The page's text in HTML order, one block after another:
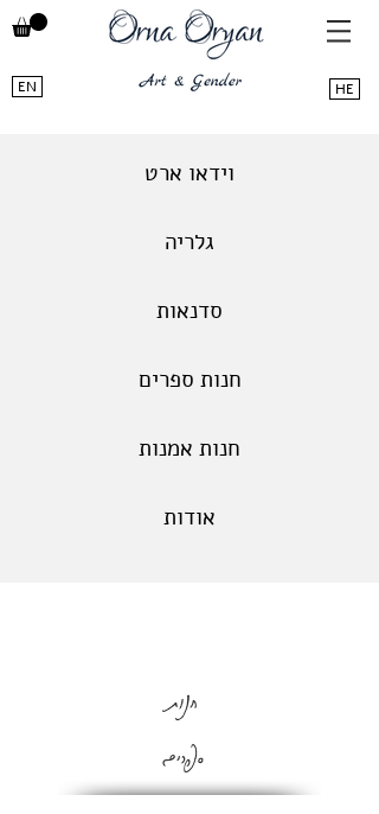
EN HE
וידאו ארט
גלריה
סדנאות
חנות ספרים
חנות אמנות
אודות
חנות
ספרים